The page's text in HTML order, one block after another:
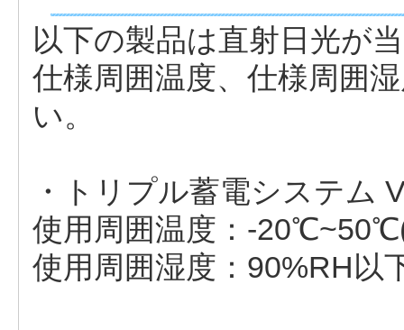
以下の製品は直射日光が
仕様周囲温度、仕様周囲
い。
・トリプル蓄電システム
使用周囲温度：-
使用周囲湿度：90%RH以